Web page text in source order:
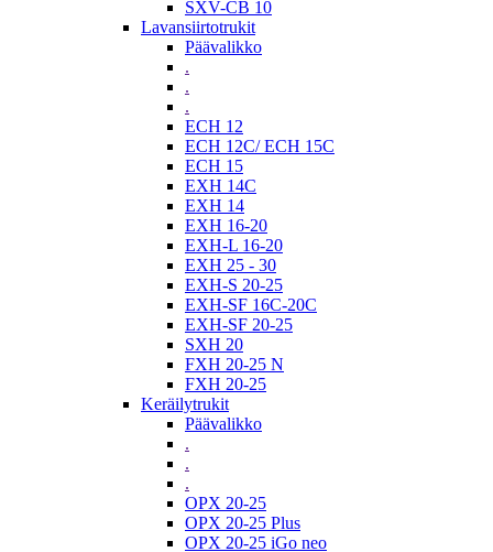
SXV-CB 10
Lavansiirtotrukit
Päävalikko
.
.
.
ECH 12
ECH 12C/ ECH 15C
ECH 15
EXH 14C
EXH 14
EXH 16-20
EXH-L 16-20
EXH 25 - 30
EXH-S 20-25
EXH-SF 16C-20C
EXH-SF 20-25
SXH 20
FXH 20-25 N
FXH 20-25
Keräilytrukit
Päävalikko
.
.
.
OPX 20-25
OPX 20-25 Plus
OPX 20-25 iGo neo